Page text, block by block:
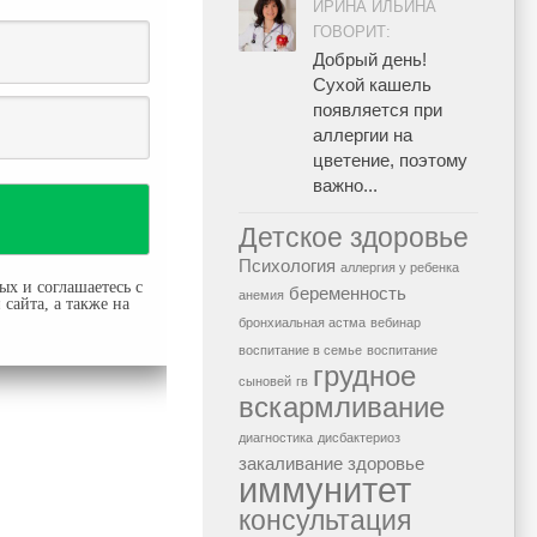
и соглашаетесь с
а также на
ИРИНА ИЛЬИНА
ГОВОРИТ:
Добрый день!
Сухой кашель
появляется при
аллергии на
цветение, поэтому
важно...
Детское здоровье
Психология аллергия у ребенка
анемия беременность
бронхиальная астма вебинар
воспитание в семье воспитание
сыновей гв грудное
вскармливание
диагностика дисбактериоз
закаливание здоровье
иммунитет
консультация